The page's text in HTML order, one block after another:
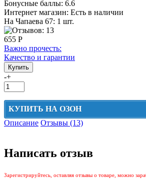
Бонусные баллы: 6.6
Интернет магазин: Есть в наличии
На Чапаева 67: 1 шт.
655 Р
Важно прочесть:
Качество и гарантии
-+
КУПИТЬ НА ОЗОН
Цена на Озон включает доставку, упаковку и
перейдите по ссылке ниже.
Описание Отзывы (13)
Написать отзыв
Зарегистрируйтесь, оставляя отзывы о товаре, можно